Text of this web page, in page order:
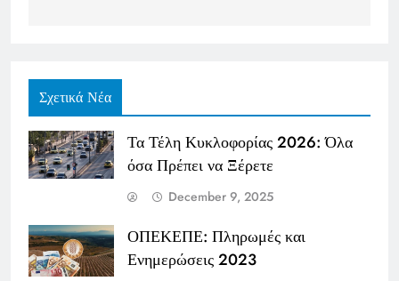
Σχετικά Νέα
Τα Τέλη Κυκλοφορίας 2026: Όλα
όσα Πρέπει να Ξέρετε
December 9, 2025
ΟΠΕΚΕΠΕ: Πληρωμές και
Ενημερώσεις 2023